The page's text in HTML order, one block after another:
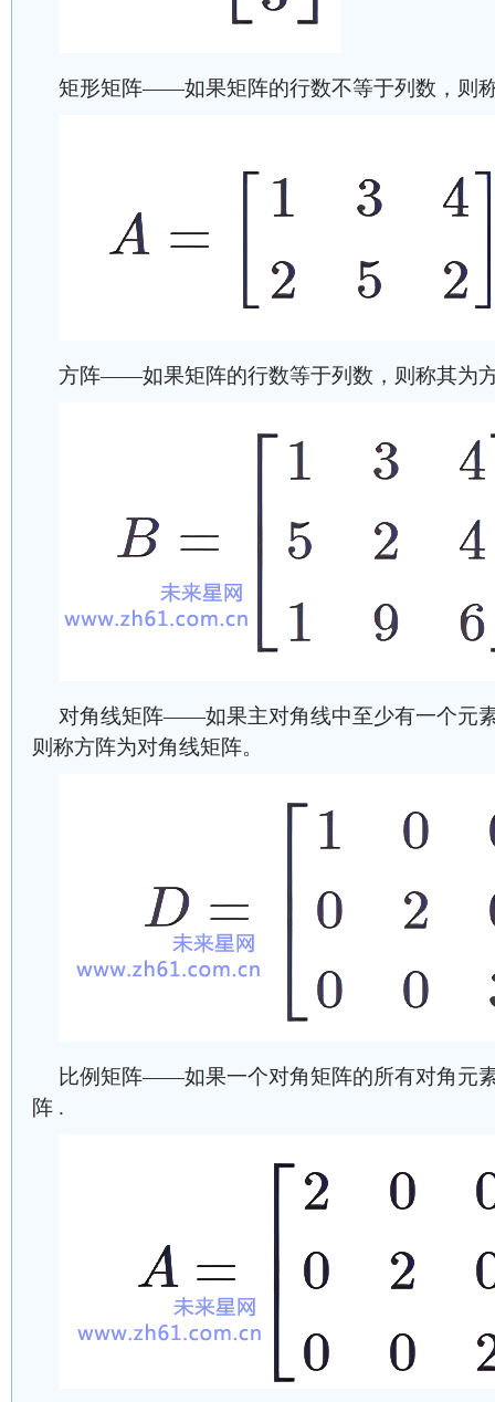
矩形矩阵——如果矩阵的行数不等于列数，则
方阵——如果矩阵的行数等于列数，则称其为
对角线矩阵——如果主对角线中至少有一个元
则称方阵为对角线矩阵。
比例矩阵——如果一个对角矩阵的所有对角元
阵 .